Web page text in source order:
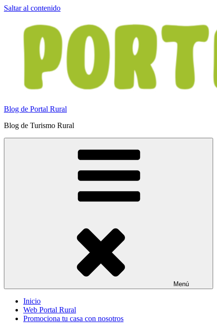
Saltar al contenido
Blog de Portal Rural
Blog de Turismo Rural
Menú
Inicio
Web Portal Rural
Promociona tu casa con nosotros